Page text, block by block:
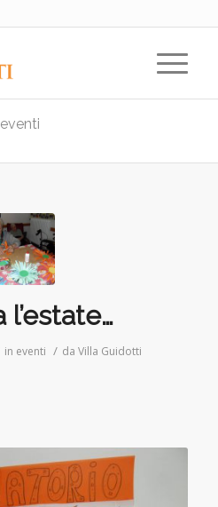
l’estate…
in eventi / daVilla Guidotti